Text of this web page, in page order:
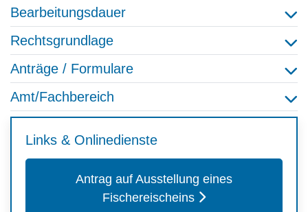
Bearbeitungsdauer
Rechtsgrundlage
Anträge / Formulare
Amt/Fachbereich
Links & Onlinedienste
Antrag auf Ausstellung eines
Fischereischeins